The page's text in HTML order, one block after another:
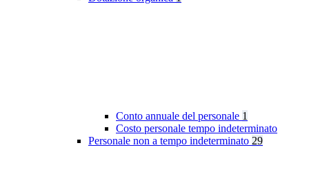
Conto annuale del personale 1
Costo personale tempo indeterminato
Personale non a tempo indeterminato 29